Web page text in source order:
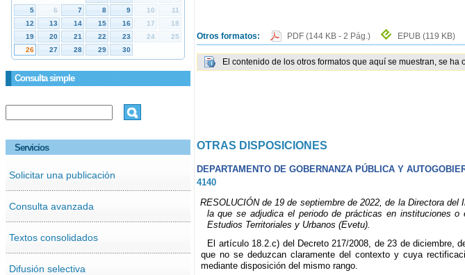
Consulta simple
Servicios
Solicitar una publicación
Consulta avanzada
Textos consolidados
Difusión selectiva
Otros formatos: PDF (144 KB - 2 Pág.) EPUB (119 KB)
El contenido de los otros formatos que aquí se muestran, se
OTRAS DISPOSICIONES
DEPARTAMENTO DE GOBERNANZA PÚBLICA Y
4140
RESOLUCIÓN de 19 de septiembre de 2022, de la Directora
la que se adjudica el periodo de prácticas en instituciones
Estudios Territoriales y Urbanos (Evetu).
El artículo 18.2.c) del Decreto 217/2008, de 23 de diciembre,
que no se deduzcan claramente del contexto y cuya
mediante disposición del mismo rango.